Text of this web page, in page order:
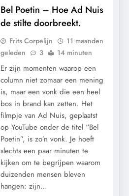
Bel Poetin – Hoe Ad Nuis
de stilte doorbreekt.
Frits Corpelijn
11 maanden
geleden
3 14 minuten
Er zijn momenten waarop een
column niet zomaar een mening
is, maar een vonk die een heel
bos in brand kan zetten. Het
filmpje van Ad Nuis, geplaatst
op YouTube onder de titel “Bel
Poetin”, is zo’n vonk. Je hoeft
slechts een paar minuten te
kijken om te begrijpen waarom
duizenden mensen bleven
hangen: zijn…